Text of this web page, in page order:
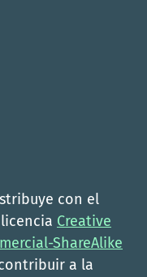
con el
Creative
ShareAlike
a la